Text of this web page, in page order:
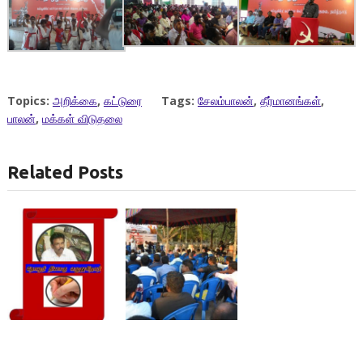
Topics: அறிக்கை, கட்டுரை Tags: சேலம்பாலன், தீர்மானங்கள்,
பாலன், மக்கள் விடுதலை
Related Posts